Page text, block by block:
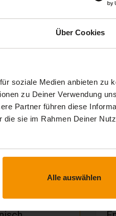
Über Cookies
soziale Medien anbieten zu
zu Deiner Verwendung
Partner führen diese
sie im Rahmen Deiner
Alle auswählen
ANGEBOT